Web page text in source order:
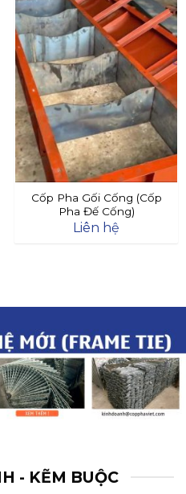
Cốp Pha Gối Cống (Cốp
Pha Đế Cống)
Liên hệ
- KẼM BUỘC